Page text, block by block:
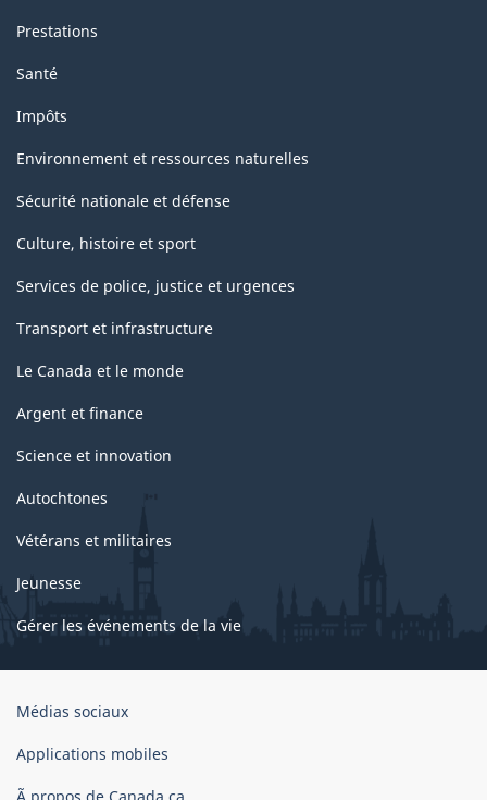
Prestations
Santé
Impôts
Environnement et ressources naturelles
Sécurité nationale et défense
Culture, histoire et sport
Services de police, justice et urgences
Transport et infrastructure
Le Canada et le monde
Argent et finance
Science et innovation
Autochtones
Vétérans et militaires
Jeunesse
Gérer les événements de la vie
Organisation
gouvernement
Médias sociaux
Applications mobiles